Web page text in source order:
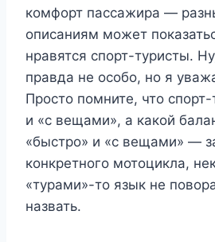
комфорт пассажира —
описаниям может
нравятся спорт-туристы.
правда не особо, но я
Просто помните, что спорт-
и «с вещами», а какой
«быстро» и «с вещами» —
конкретного мотоцикла,
«турами»-то язык не
назвать.